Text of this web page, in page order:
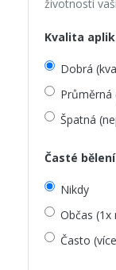
životnosti
Kvalita
Dobrá
Průměrná
Špatná
Časté
Nikdy
Občas (1x
Často